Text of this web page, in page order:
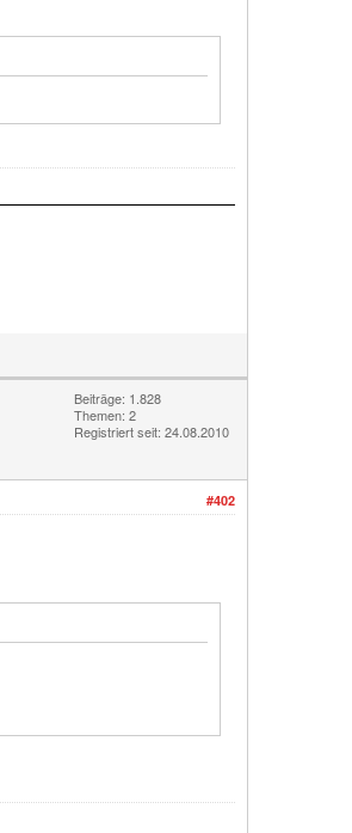
Beiträge: 1.828
Themen: 2
Registriert seit: 24.08.2010
#402